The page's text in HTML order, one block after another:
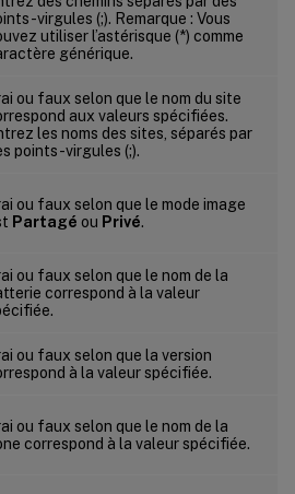
virgules (;). Remarque : Vous
utiliser l’astérisque (*) comme
générique.
ou faux selon que le nom du site
aux valeurs spécifiées.
les noms des sites, séparés par
points-virgules (;).
ou faux selon que le mode image
Partagé ou Privé.
ou faux selon que le nom de la
correspond à la valeur
ou faux selon que la version
à la valeur spécifiée.
ou faux selon que le nom de la
correspond à la valeur spécifiée.